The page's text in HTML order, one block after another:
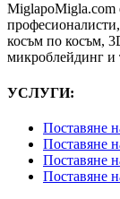
MiglapoMigla.com
косъм по косъм,
микроблейдинг и
УСЛУГИ:
Поставяне
Поставяне
Поставяне
Поставяне